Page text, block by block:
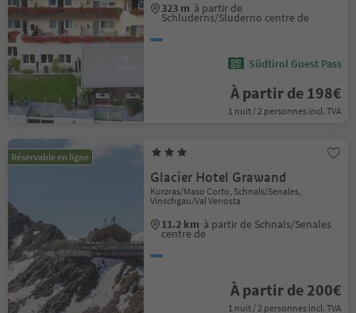
323 m à partir de
Schluderns/Sluderno centre de
Südtirol Guest Pass
À partir de 198€
1 nuit / 2 personnes incl. TVA
Réservable en ligne
Glacier Hotel Grawand
Kurzras/Maso Corto, Schnals/Senales,
Vinschgau/Val Venosta
11.2 km à partir de Schnals/Senales
centre de
À partir de 200€
1 nuit / 2 personnes incl. TVA